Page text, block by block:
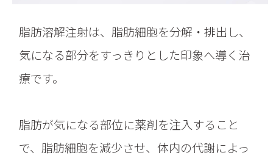
脂肪溶解注射は、脂肪細胞を分解・排出し、
気になる部分をすっきりとした印象へ導く治
療です。
脂肪が気になる部位に薬剤を注入すること
で、脂肪細胞を減少させ、体内の代謝によっ